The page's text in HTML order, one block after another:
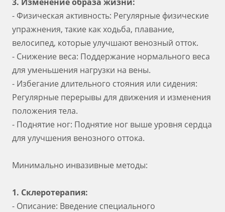
- Физическая активность: Регулярные физические
упражнения, такие как ходьба, плавание,
велосипед, которые улучшают венозный отток.
- Снижение веса: Поддержание нормального веса
для уменьшения нагрузки на вены.
- Избегание длительного стояния или сидения:
Регулярные перерывы для движения и изменения
положения тела.
- Поднятие ног: Поднятие ног выше уровня сердца
для улучшения венозного оттока.
Минимально инвазивные методы:
1. Склеротерапия:
- Описание: Введение специального